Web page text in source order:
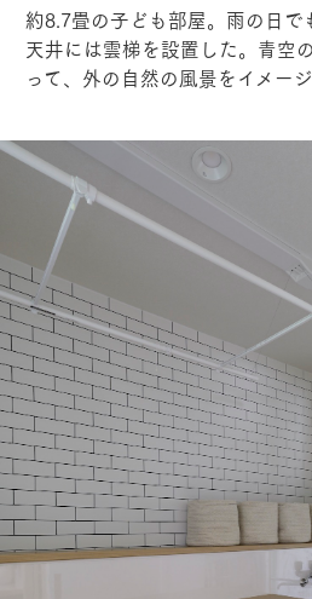
約8.7畳の子ども部屋。雨の日で
天井には雲梯を設置した。青空
って、外の自然の風景をイメー